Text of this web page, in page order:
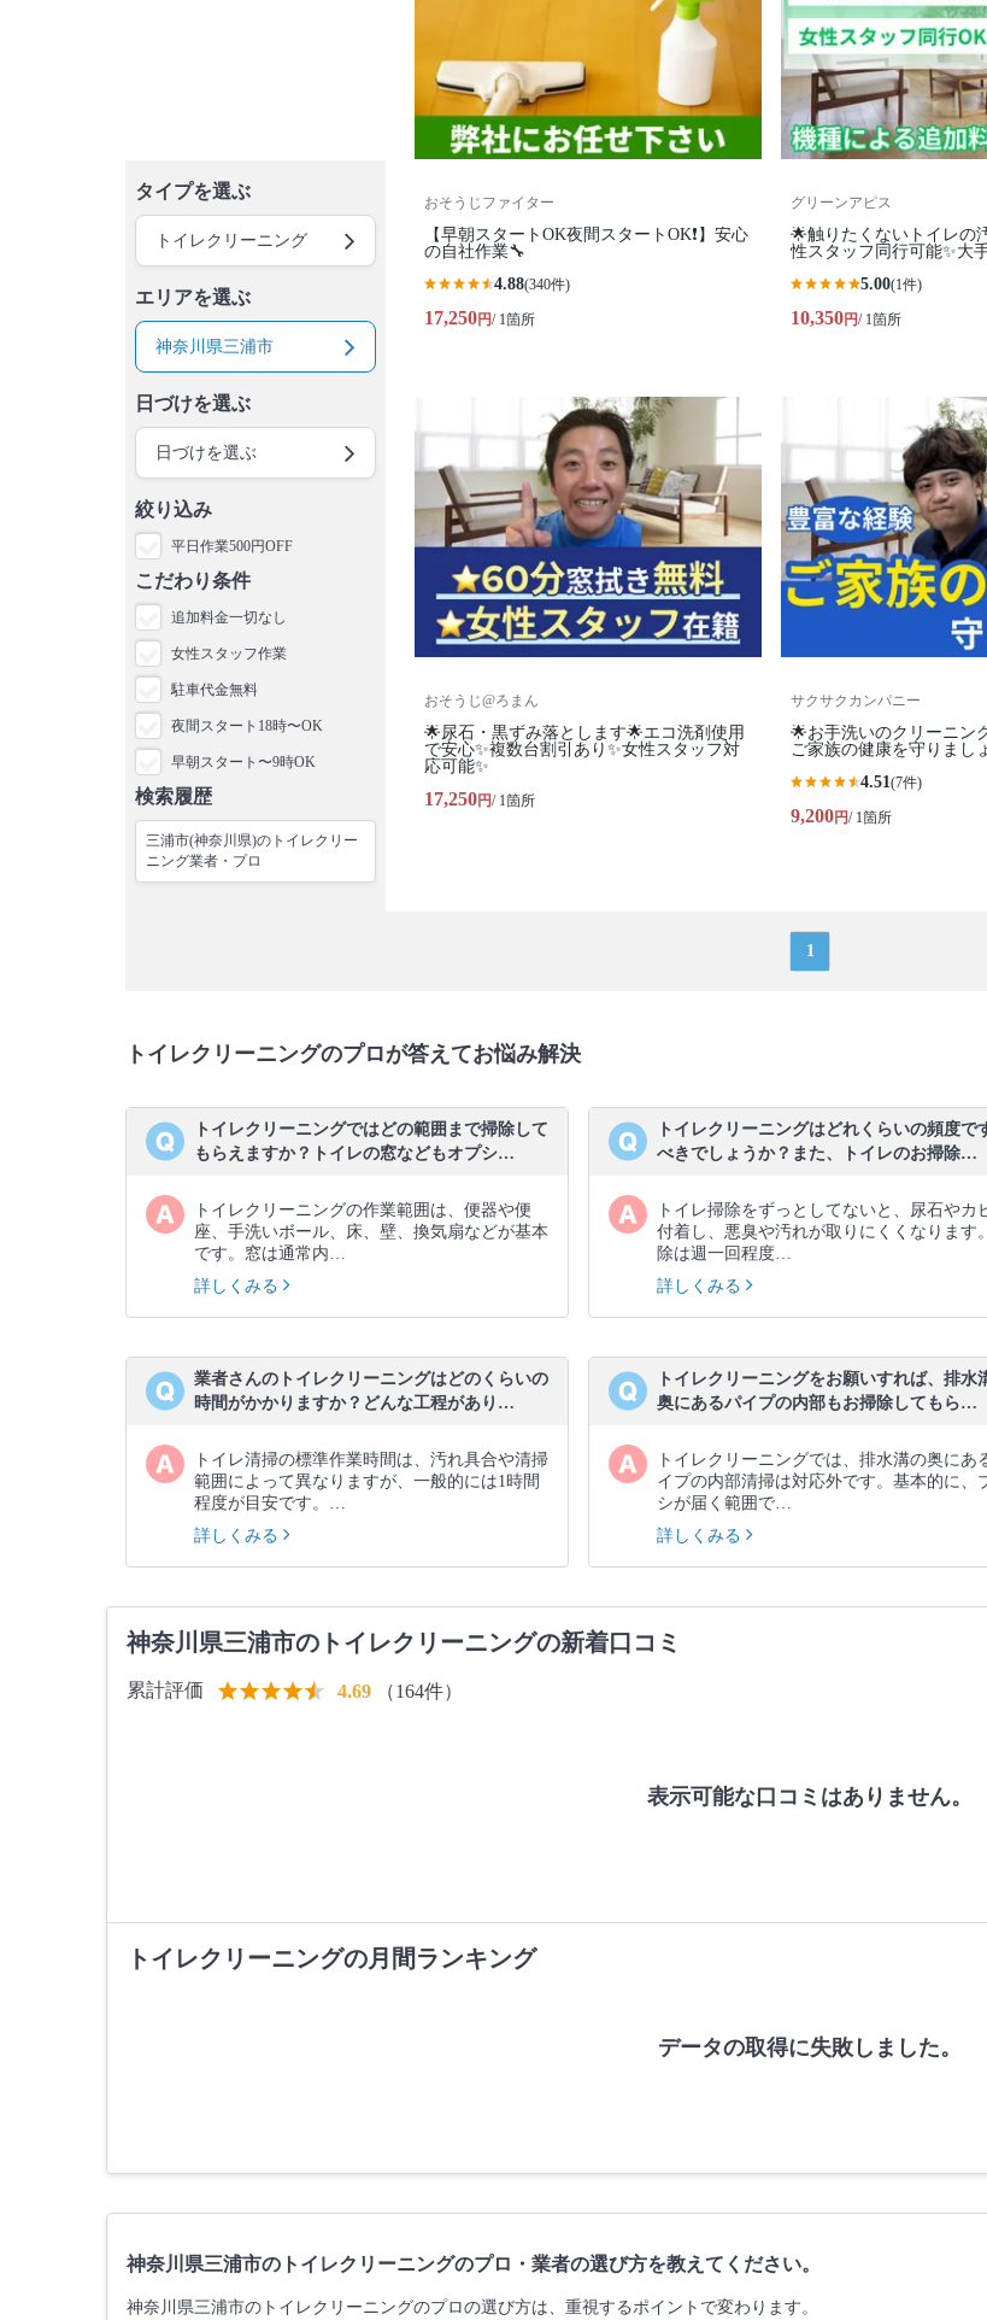
タイプを選ぶ
トイレクリーニング
エリアを選ぶ
神奈川県三浦市
日づけを選ぶ
日づけを選ぶ
絞り込み
平日作業500円OFF
こだわり条件
追加料金一切なし
女性スタッフ作業
駐車代金無料
夜間スタート18時〜OK
早朝スタート〜9時OK
検索履歴
三浦市(神奈川県)のトイレクリー
ニング業者・プロ
おそうじファイター
【早朝スタートOK夜間スタートOK❗️】安心
の自社作業🔧
4.88(340件)
17,250円/ 1箇所
グリーンアピス
🌟触りたくないトイレの
性スタッフ同行可能✨大
5.00(1件)
10,350円/ 1箇所
おそうじ@ろまん
🌟尿石・黒ずみ落とします🌟エコ洗剤使用
で安心✨複数台割引あり✨女性スタッフ対
応可能✨
17,250円/ 1箇所
サクサクカンパニー
🌟お手洗いのクリーニン
ご家族の健康を守りまし
4.51(7件)
9,200円/ 1箇所
1
トイレクリーニングのプロが答えてお悩み解決
トイレクリーニングではどの範囲まで掃除して
もらえますか？トイレの窓などもオプシ…
トイレクリーニングの作業範囲は、便器や便
座、手洗いボール、床、壁、換気扇などが基本
です。窓は通常内…
詳しくみる
トイレクリーニングはどれくらいの頻度で
べきでしょうか？また、トイレのお掃除…
トイレ掃除をずっとしてないと、尿石やカ
付着し、悪臭や汚れが取りにくくなります
除は週一回程度…
詳しくみる
業者さんのトイレクリーニングはどのくらいの
時間がかかりますか？どんな工程があり…
トイレ清掃の標準作業時間は、汚れ具合や清掃
範囲によって異なりますが、一般的には1時間
程度が目安です。…
詳しくみる
トイレクリーニングをお願いすれば、排水
奥にあるパイプの内部もお掃除してもら…
トイレクリーニングでは、排水溝の奥にあ
イプの内部清掃は対応外です。基本的に、
シが届く範囲で…
詳しくみる
神奈川県三浦市のトイレクリーニングの新着口コミ
累計評価 4.69 （164件）
表示可能な口コミはありません。
トイレクリーニングの月間ランキング
データの取得に失敗しました。
神奈川県三浦市のトイレクリーニングのプロ・業者の選び方を教えてください。
神奈川県三浦市のトイレクリーニングのプロの選び方は、重視するポイントで変わります。